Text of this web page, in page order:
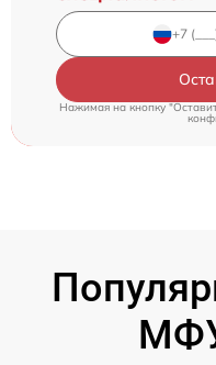
Нажимая на кнопку